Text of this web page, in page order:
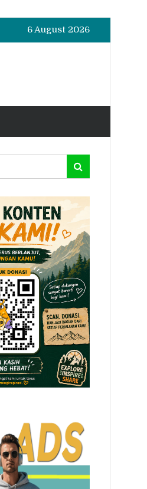
6 August 2026
Search